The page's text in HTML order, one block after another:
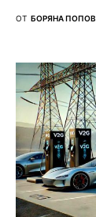
ОТ БОРЯНА